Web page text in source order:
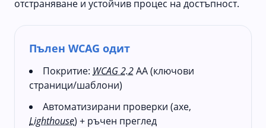
отстраняване и устойчив процес на достъпност.
Пълен WCAG одит
Покритие: WCAG 2.2AA (ключови
страници/шаблони)
Автоматизирани проверки (axe,
Lighthouse) + ръчен преглед